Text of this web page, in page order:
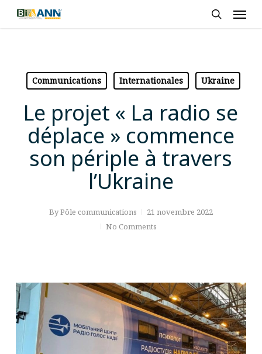
Skip
Communications Internationales Ukraine
Le projet « La radio se
déplace » commence
son périple à travers
l’Ukraine
ByPôle communications
21 novembre 2022
No Comments